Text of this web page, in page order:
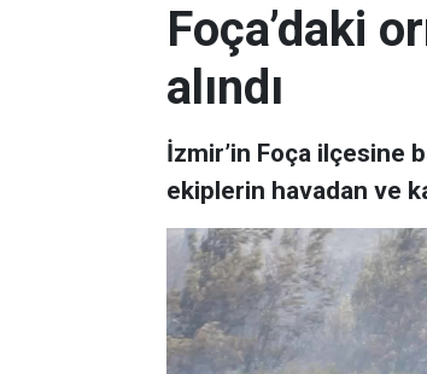
Foça’daki
alındı
İzmir’in Foça ilçesine
ekiplerin havadan ve